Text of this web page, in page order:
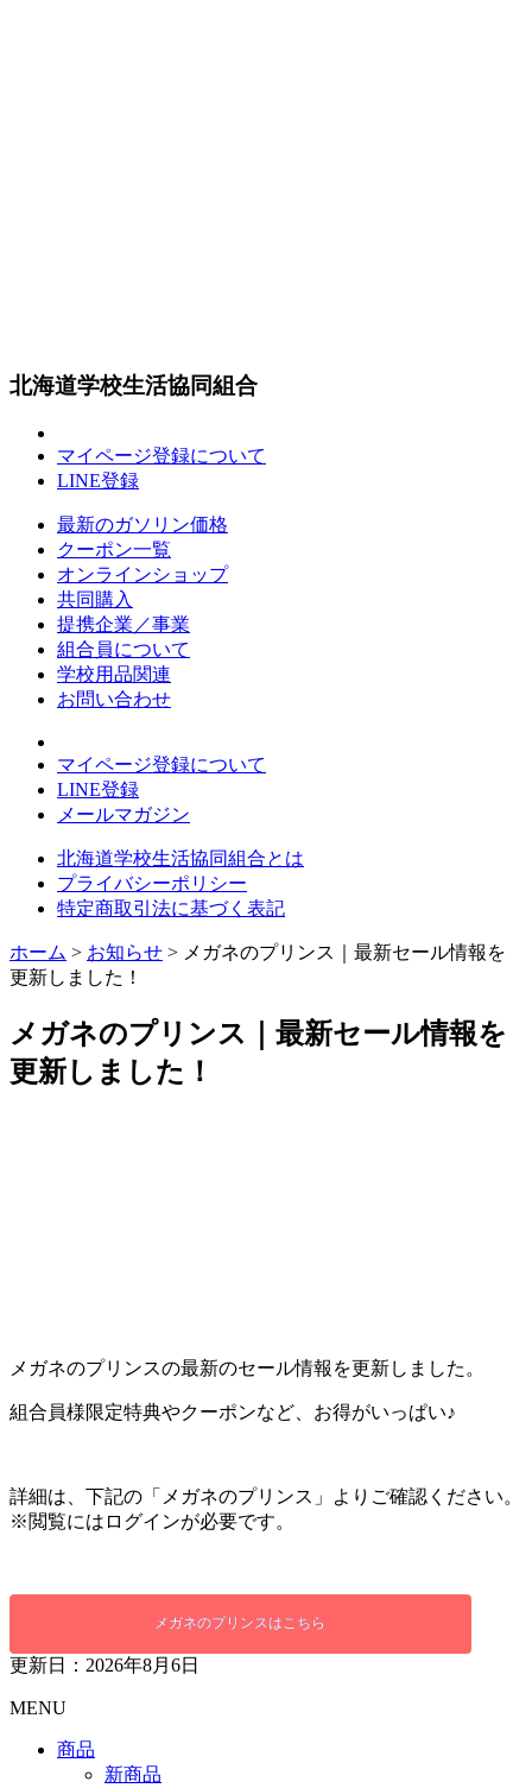
北海道学校生活協同組合
マイページ登録について
LINE登録
最新のガソリン価格
クーポン一覧
オンラインショップ
共同購入
提携企業／事業
組合員について
学校用品関連
お問い合わせ
マイページ登録について
LINE登録
メールマガジン
北海道学校生活協同組合とは
プライバシーポリシー
特定商取引法に基づく表記
ホーム > お知らせ > メガネのプリンス｜最新セール情報を
更新しました！
メガネのプリンス｜最新セール情報を
更新しました！
メガネのプリンスの最新のセール情報を更新しました。
組合員様限定特典やクーポンなど、お得がいっぱい♪
詳細は、下記の「メガネのプリンス」よりご確認ください。
※閲覧にはログインが必要です。
メガネのプリンスはこちら
更新日：2026年8月6日
MENU
商品
新商品